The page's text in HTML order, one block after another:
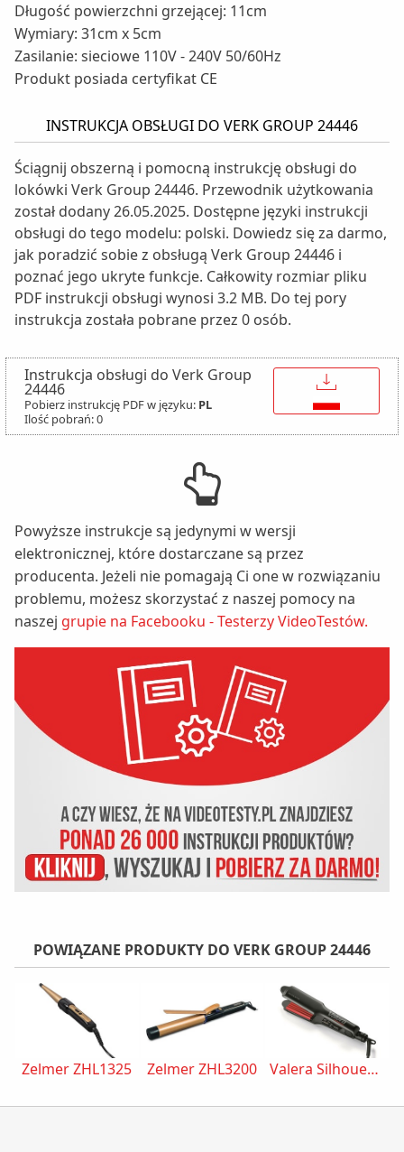
Długość powierzchni grzejącej: 11cm
Wymiary: 31cm x 5cm
Zasilanie: sieciowe 110V - 240V 50/60Hz
Produkt posiada certyfikat CE
INSTRUKCJA OBSŁUGI DO VERK GROUP 24446
Ściągnij obszerną i pomocną instrukcję obsługi do
lokówki Verk Group 24446. Przewodnik użytkowania
został dodany 26.05.2025. Dostępne języki instrukcji
obsługi do tego modelu: polski. Dowiedz się za darmo,
jak poradzić sobie z obsługą Verk Group 24446 i
poznać jego ukryte funkcje. Całkowity rozmiar pliku
PDF instrukcji obsługi wynosi 3.2 MB. Do tej pory
instrukcja została pobrane przez 0 osób.
Instrukcja obsługi do Verk Group
24446
Pobierz instrukcję PDF w języku: PL
Ilość pobrań: 0
↓
Powyższe instrukcje są jedynymi w wersji
elektronicznej, które dostarczane są przez
producenta. Jeżeli nie pomagają Ci one w rozwiązaniu
problemu, możesz skorzystać z naszej pomocy na
naszej grupie na Facebooku - Testerzy VideoTestów.
POWIĄZANE PRODUKTY DO VERK GROUP 24446
Zelmer ZHL1325 Zelmer ZHL3200 Valera Silhouette 647.02